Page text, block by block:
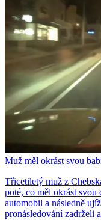
Muž měl okrást svou
Třicetiletý muž z
poté, co měl okrást
automobil a následně
pronásledování zadrželi